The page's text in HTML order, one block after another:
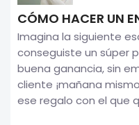
CÓMO HACER UN
Imagina la siguiente
conseguiste un súper
buena ganancia, sin
cliente ¡mañana
ese regalo con el que